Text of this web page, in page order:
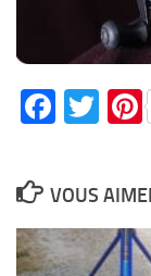
VOUS